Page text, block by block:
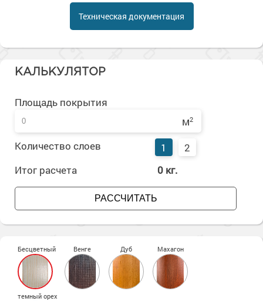
Сопутствующие товары
Морозостойкие краски для металла
Морозостойкие краски для фасада
Сопутствующие товары
Техническая документация
КАЛЬКУЛЯТОР
Площадь покрытия
м2
Количество слоев 1
2
Итог расчета
0 кг.
РАССЧИТАТЬ
Бесцветный Венге Дуб Махагон
темный орех